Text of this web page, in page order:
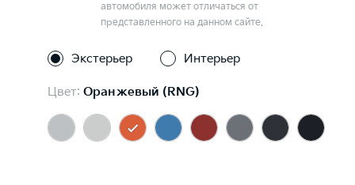
автомобиля может отличаться от
представленного на данном сайте.
Экстерьер Интерьер
Цвет: Оранжевый (RNG)